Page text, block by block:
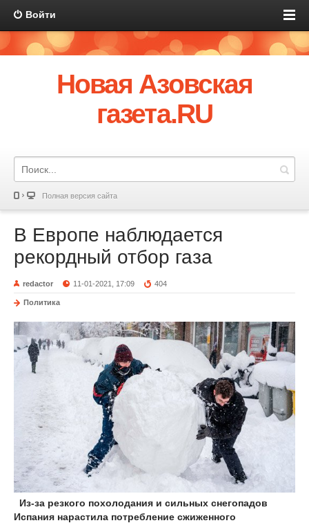
Войти
Новая Азовская
газета.RU
Полная версия сайта
В Европе наблюдается
рекордный отбор газа
redactor 11-01-2021, 17:09 404
Политика
Из-за резкого похолодания и сильных снегопадов
Испания нарастила потребление сжиженного